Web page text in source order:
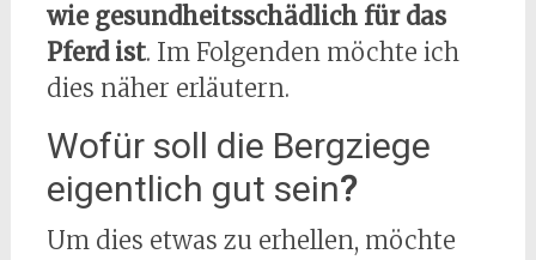
wie gesundheitsschädlich für das
Pferd ist. Im Folgenden möchte ich
dies näher erläutern.
Wofür soll die Bergziege
eigentlich gut sein?
Um dies etwas zu erhellen, möchte